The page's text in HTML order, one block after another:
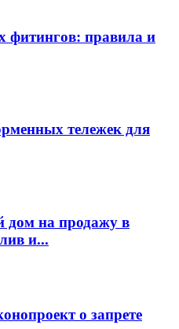
фитингов: правила и
тележек для
дом на продажу в
и...
о запрете